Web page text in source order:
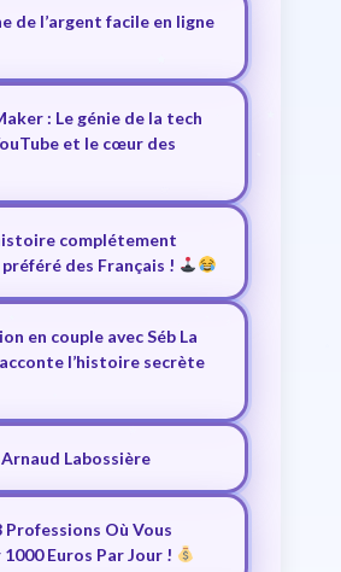
de l’argent facile en ligne
: Le génie de la tech
et le cœur des
complétement
des Français !
en couple avec Séb La
l’histoire secrète
Labossière
Professions Où Vous
Euros Par Jour !